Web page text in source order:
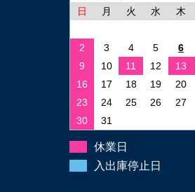
日
月 火 水 木
2
3 4 5 6
9
10 11 12 13
16
17 18 19 20
23
24 25 26 27
30
31
休業日
入出庫停止日